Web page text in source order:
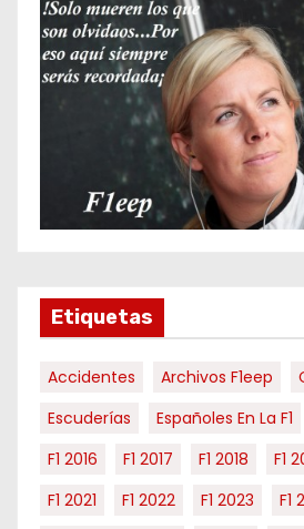
v
o
s
Etiquetas
Accidentes Archivos F1eep
Escuderías
Españoles En La F1
F1 2016
F1 2017 F1 2018 F1
F1 2021
F1 2022 F1 2023 F1